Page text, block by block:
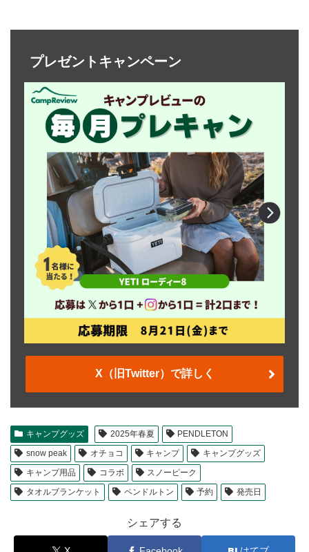
プレゼントキャンペーン
X（旧Twitter）で詳しく
キャンプグッズ 2025年春夏
PENDLETON
snow peak
オチョコ キャンプ
キャンプグッズ
キャンプ用品
コラボ
スノーピーク
タオルブランケット
ペンドルトン 予約 発売日
シェアする